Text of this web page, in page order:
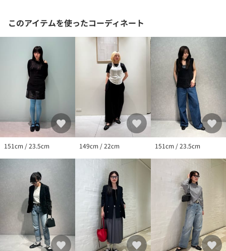
※生産ロットにより靴箱の色が異なる場合がございます。
※画像の商品はサンプルです。
※商品画像は、光の当たり具合やパソコンなどの閲覧環境によ
り、実際の色味と異なって見える場合がございます。あらかじめ
ご了承ください。
※ソールに保護シートが貼られている場合は剥がしてご使用下さ
※かかと部分にある1ミリ程度の小さな穴は、生産工程上発生する
ものであり、不良品ではございません。
※シューズの重量は、シューズ本体のみ両足の重量となります。
箱や付属品は計測に含まれません。
も発送いたします。あらかじめご了承ください。
店舗へお問い合わせの際は、全国のSY UNITED ARROWS各店舗ま
で下記の品名/品番をお申し付けください。
品名：□S ﾏﾙﾁﾄﾞｯﾄﾊﾞﾚｴFLT10●↑ 品番：46161990005
このアイテムを使ったコーディネート
151cm / 23.5cm 149cm / 22cm 151cm / 23.5cm